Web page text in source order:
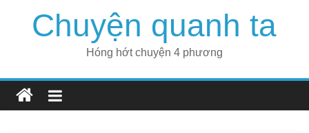
Chuyện quanh ta
Hóng hớt chuyện 4 phương